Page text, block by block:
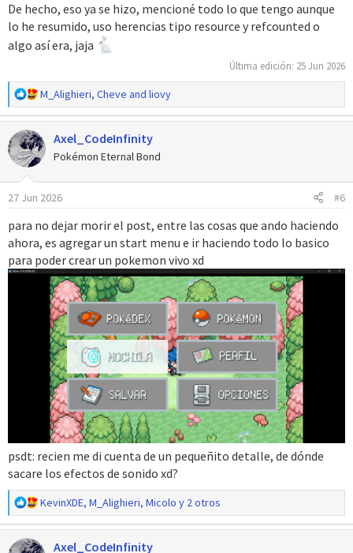
PD: Sobre los "border tiles" que quieres implementar (Los tiles
de los bordes que se repiten) te recomendaría que uses la
solución de GameFreak para la DS, mapas cuadrados con árboles,
aguas, etc. Sino es probable que se vea una linea
al borde. (Aunque tal vez la nueva versión de Godot haya
solucionado ese problema, traté de hacer algo similar y no pude
eliminar ese error... Tal vez también haya sido un error mío de
programación pero investigué bastante xD)
De hecho, eso ya se hizo, mencioné todo lo que tengo aunque
lo he resumido, uso herencias tipo resource y refcounted o
algo así era, jaja
Última edición: 25 Jun 2026
R
e
a
c
c
o
n
s
:
M_Alighieri, Cheve and liovy
Axel_CodeInfinity
Pokémon Eternal Bond
27 Jun 2026 #6
para no dejar morir el post, entre las cosas que ando haciendo
ahora, es agregar un start menu e ir haciendo todo lo basico
para poder crear un pokemon vivo xd
psdt: recien me di cuenta de un pequeñito detalle, de dónde
sacare los efectos de sonido xd?
R
e
a
c
KevinXDE, M_Alighieri, Micolo y 2 otros
Axel_CodeInfinity